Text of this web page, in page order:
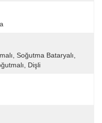
Soğutma Bataryalı,
Dişli